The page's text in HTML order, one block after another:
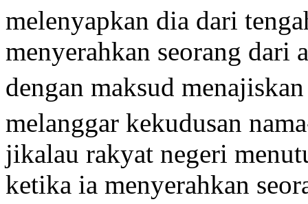
melenyapkan dia dari
menyerahkan seorang dari
dengan maksud menajiskan
melanggar kekudusan
jikalau rakyat negeri
ketika ia menyerahkan